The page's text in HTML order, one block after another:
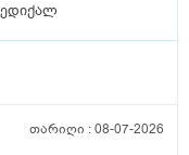
თარიღი :08-07-2026